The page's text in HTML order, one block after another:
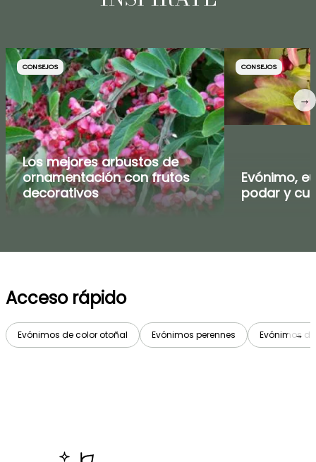
CONSEJOS
Los mejores arbustos de
ornamentación con frutos
decorativos
CONSEJOS
Evónimo,
podar y
→
Acceso rápido
Evónimos de color otoñal Evónimos perennes Evónimos
→